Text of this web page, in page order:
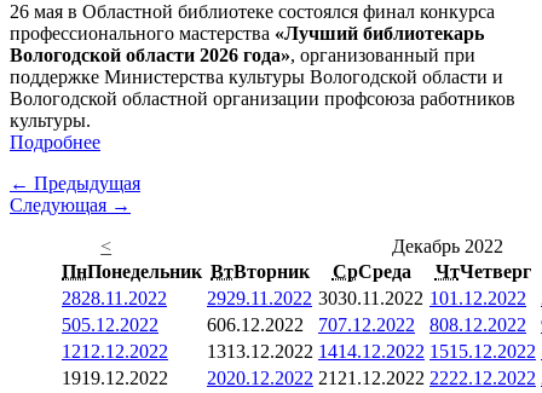
26 мая в Областной библиотеке состоялся финал конкурса
профессионального мастерства «Лучший библиотекарь
Вологодской области 2026 года», организованный при
поддержке Министерства культуры Вологодской области и
Вологодской областной организации профсоюза работников
культуры.
Подробнее
← Предыдущая
Следующая →
<
Декабрь 2022
ПнПонедельник ВтВторник СрСреда ЧтЧетверг
2828.11.2022 2929.11.2022 3030.11.2022 101.12.2022
505.12.2022 606.12.2022 707.12.2022 808.12.2022
1212.12.2022 1313.12.2022 1414.12.2022 1515.12.2022
1919.12.2022 2020.12.2022 21 21.12.2022 2222.12.2022